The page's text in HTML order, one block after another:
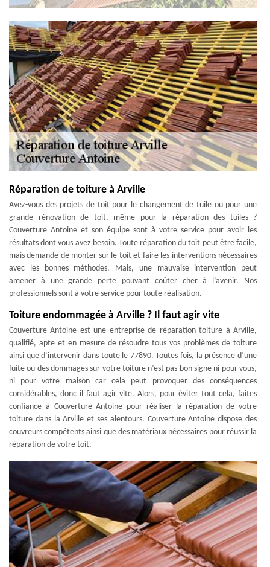
Réparation de toiture à Arville
Avez-vous des projets de toit pour le changement de tuile ou pour une
grande rénovation de toit, même pour la réparation des tuiles ?
Couverture Antoine et son équipe sont à votre service pour avoir les
résultats dont vous avez besoin. Toute réparation du toit peut être facile,
mais demande de monter sur le toit et faire les interventions nécessaires
avec les bonnes méthodes. Mais, une mauvaise intervention peut
amener à une grande perte pouvant coûter cher à l’avenir. Nos
professionnels sont à votre service pour toute réalisation.
Toiture endommagée à Arville ? Il faut agir vite
Couverture Antoine est une entreprise de réparation toiture à Arville,
qualifié, apte et en mesure de résoudre tous vos problèmes de toiture
ainsi que d’intervenir dans toute le 77890. Toutes fois, la présence d’une
fuite ou des dommages sur votre toiture n’est pas bon signe ni pour vous,
ni pour votre maison car cela peut provoquer des conséquences
considérables, donc il faut agir vite. Alors, pour éviter tout cela, faites
confiance à Couverture Antoine pour réaliser la réparation de votre
toiture dans la Arville et ses alentours. Couverture Antoine dispose des
couvreurs compétents ainsi que des matériaux nécessaires pour réussir la
réparation de votre toit.